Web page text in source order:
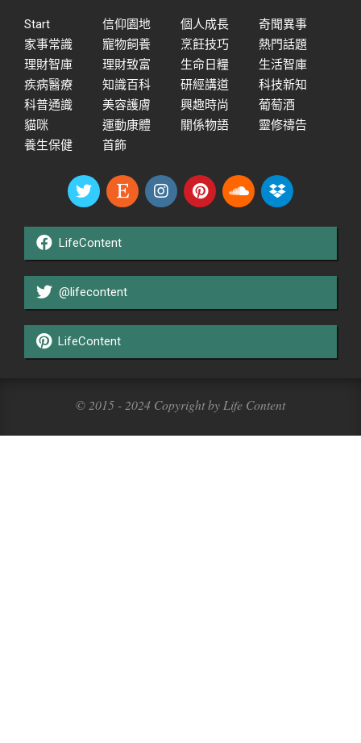
Start 信仰園地 個人成長
奇聞異事
家事常識
寵物飼養 烹飪技巧
熱門話題
理財智庫
理財致富 生命日糧
生活智庫
疾病醫療
知識百科 研經講道
科技新知
科普通識
美容護膚 興趣時尚
葡萄酒
貓咪
運動康體 關係物語
靈修禱告
養生保健
首飾
LifeContent
@lifecontent
LifeContent
© 2015 - 2024 Copyright by Life Content